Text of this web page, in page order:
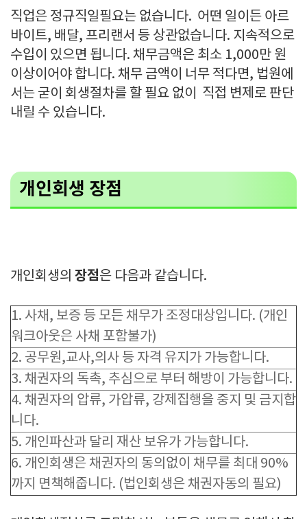
직업은 정규직일필요는 없습니다. 어떤 일이든 아르
바이트, 배달, 프리랜서 등 상관없습니다. 지속적으로
수입이 있으면 됩니다. 채무금액은 최소 1,000만 원
이상이어야 합니다. 채무 금액이 너무 적다면, 법원에
서는 굳이 회생절차를 할 필요 없이 직접 변제로 판단
내릴 수 있습니다.
개인회생 장점
개인회생의 장점은 다음과 같습니다.
1. 사채, 보증 등 모든 채무가 조정대상입니다. (개인
워크아웃은 사채 포함불가)
2. 공무원,교사,의사 등 자격 유지가 가능합니다.
3. 채권자의 독촉, 추심으로 부터 해방이 가능합니다.
4. 채권자의 압류, 가압류, 강제집행을 중지 및 금지합
니다.
5. 개인파산과 달리 재산 보유가 가능합니다.
6. 개인회생은 채권자의 동의없이 채무를 최대 90%
까지 면책해줍니다. (법인회생은 채권자동의 필요)